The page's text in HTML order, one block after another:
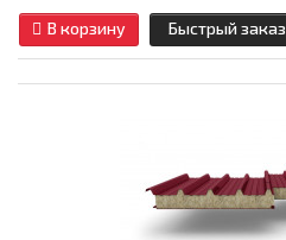
В корзину Быстрый заказ